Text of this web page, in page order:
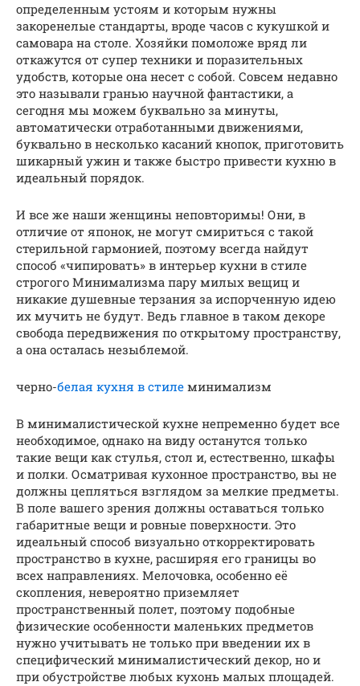
определенным устоям и которым нужны
закоренелые стандарты, вроде часов с кукушкой и
самовара на столе. Хозяйки помоложе вряд ли
откажутся от супер техники и поразительных
удобств, которые она несет с собой. Совсем недавно
это называли гранью научной фантастики, а
сегодня мы можем буквально за минуты,
автоматически отработанными движениями,
буквально в несколько касаний кнопок, приготовить
шикарный ужин и также быстро привести кухню в
идеальный порядок.
И все же наши женщины неповторимы! Они, в
отличие от японок, не могут смириться с такой
стерильной гармонией, поэтому всегда найдут
способ «чипировать» в интерьер кухни в стиле
строгого Минимализма пару милых вещиц и
никакие душевные терзания за испорченную идею
их мучить не будут. Ведь главное в таком декоре
свобода передвижения по открытому пространству,
а она осталась незыблемой.
черно-белая кухня в стиле минимализм
В минималистической кухне непременно будет все
необходимое, однако на виду останутся только
такие вещи как стулья, стол и, естественно, шкафы
и полки. Осматривая кухонное пространство, вы не
должны цепляться взглядом за мелкие предметы.
В поле вашего зрения должны оставаться только
габаритные вещи и ровные поверхности. Это
идеальный способ визуально откорректировать
пространство в кухне, расширяя его границы во
всех направлениях. Мелочовка, особенно её
скопления, невероятно приземляет
пространственный полет, поэтому подобные
физические особенности маленьких предметов
нужно учитывать не только при введении их в
специфический минималистический декор, но и
при обустройстве любых кухонь малых площадей.